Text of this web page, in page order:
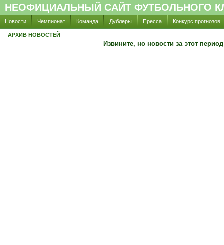
НЕОФИЦИАЛЬНЫЙ САЙТ ФУТБОЛЬНОГО
Новости Чемпионат Команда Дублеры Пресса Конкурс прогнозов
АРХИВ НОВОСТЕЙ
Извините, но новости за этот